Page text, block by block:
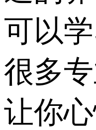
可以
很多
让你